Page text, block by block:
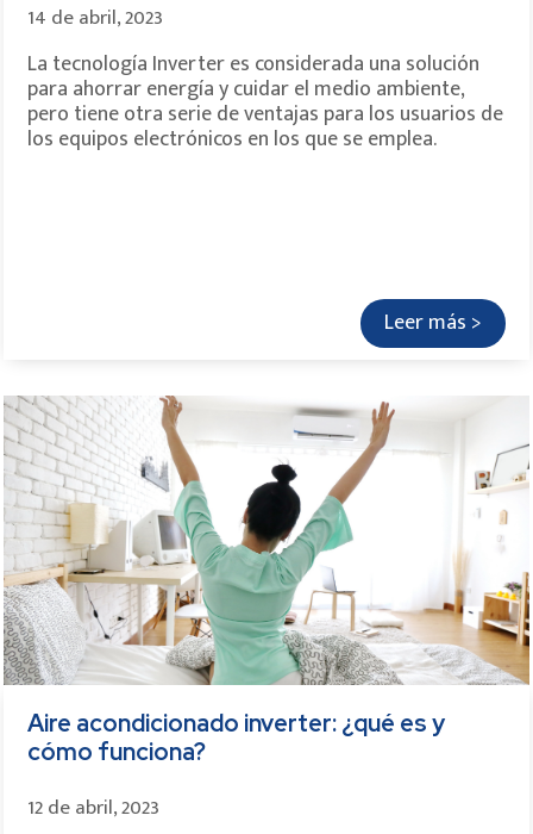
14 de abril, 2023
La tecnología Inverter es considerada una solución
para ahorrar energía y cuidar el medio ambiente,
pero tiene otra serie de ventajas para los usuarios de
los equipos electrónicos en los que se emplea.
Leer más >
Aire acondicionado inverter: ¿qué es y
cómo funciona?
12 de abril, 2023